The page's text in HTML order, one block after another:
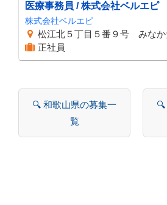
医療事務員 / 株式会社ベルエピ
株式会社ベルエピ
松江北５丁目５番９号 みなか
正社員
🔍 和歌山県の募集一
覧